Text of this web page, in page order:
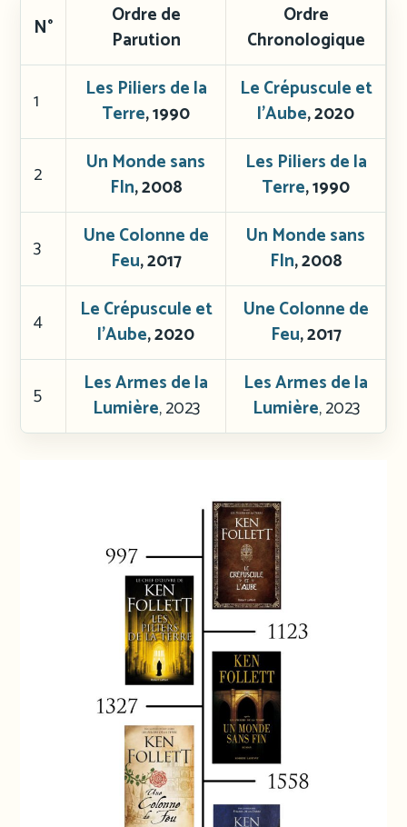
N°
Ordre de
Parution
Ordre
Chronologique
1
Les Piliers de la
Terre, 1990
Le Crépuscule et
l’Aube, 2020
2
Un Monde sans
FIn, 2008
Les Piliers de la
Terre, 1990
3
Une Colonne de
Feu, 2017
Un Monde sans
FIn, 2008
4
Le Crépuscule et
l’Aube, 2020
Une Colonne de
Feu, 2017
5
Les Armes de la
Lumière, 2023
Les Armes de la
Lumière, 2023